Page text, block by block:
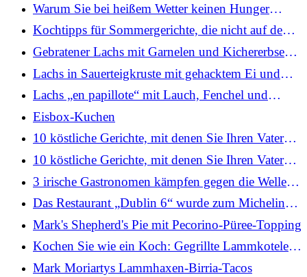
Warum Sie bei heißem Wetter keinen Hunger
verspüren
Kochtipps für Sommergerichte, die nicht auf den
Ofen angewiesen sind
Gebratener Lachs mit Garnelen und Kichererbsen
„Pil Pil“
Lachs in Sauerteigkruste mit gehacktem Ei und
Kartoffelsalat
Lachs „en papillote“ mit Lauch, Fenchel und
Buttersauce
Eisbox-Kuchen
10 köstliche Gerichte, mit denen Sie Ihren Vater
zum Vatertag verwöhnen können
10 köstliche Gerichte, mit denen Sie Ihren Vater
zum Vatertag verwöhnen können
3 irische Gastronomen kämpfen gegen die Welle
amerikanischer Brathähnchen
Das Restaurant „Dublin 6“ wurde zum Michelin-
Führer hinzugefügt
Mark's Shepherd's Pie mit Pecorino-Püree-Topping
Kochen Sie wie ein Koch: Gegrillte Lammkoteletts
mit Minze und Joghurt
Mark Moriartys Lammhaxen-Birria-Tacos